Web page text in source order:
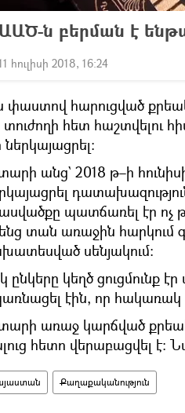
ԱԱԾ-ն բերման է
հուլիսի 2018, 16:24
փաստով հարուցված
տուժողի հետ հաշտվելու
ներկայացրել։
անց` 2018 թ–ի
պատճառել էր ոչ
տան առաջին հարկում
սենյակում։
ընկերը կեղծ ցուցմունք
էին, որ հակառակ
տարի առաջ կարճված
հետո վերաբացվել է։
Քաղաքականություն